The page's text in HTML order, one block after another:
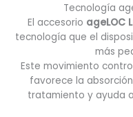
Tecnología
El accesorio ageLOC
tecnología que el
más
Este movimiento
favorece la
tratamiento y ayuda